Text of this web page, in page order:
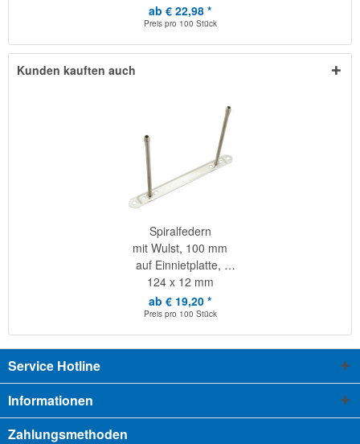
ab € 22,98 *
Preis pro 100 Stück
Kunden kauften auch
Spiralfedern
mit Wulst, 100 mm
auf Einnietplatte,
124 x 12 mm
ab € 19,20 *
Preis pro 100 Stück
Service Hotline
Informationen
Zahlungsmethoden